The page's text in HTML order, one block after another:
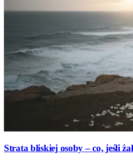
Strata bliskiej osoby – co, jeśli